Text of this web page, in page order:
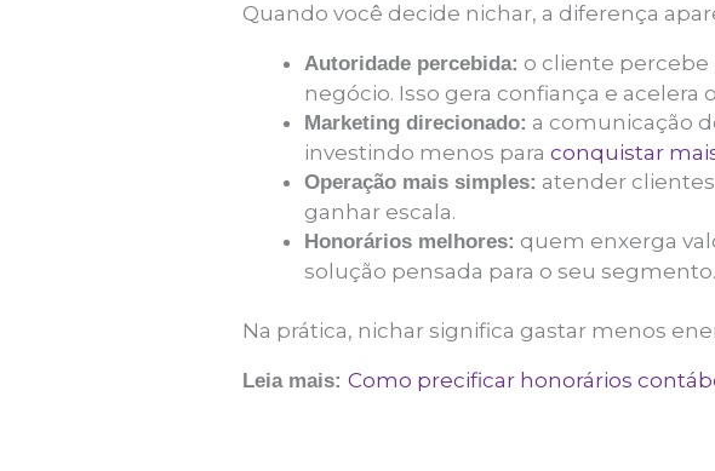
Quando você decide nichar, a diferença
Autoridade percebida: o cliente percebe
negócio. Isso gera confiança e acelera
Marketing direcionado: a comunicação
investindo menos para conquistar
Operação mais simples: atender
ganhar escala.
Honorários melhores: quem enxerga
solução pensada para o seu segmento.
Na prática, nichar significa gastar menos
Leia mais: Como precificar honorários